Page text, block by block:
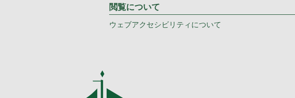
閲覧について
ウェブアクセシビリティについて